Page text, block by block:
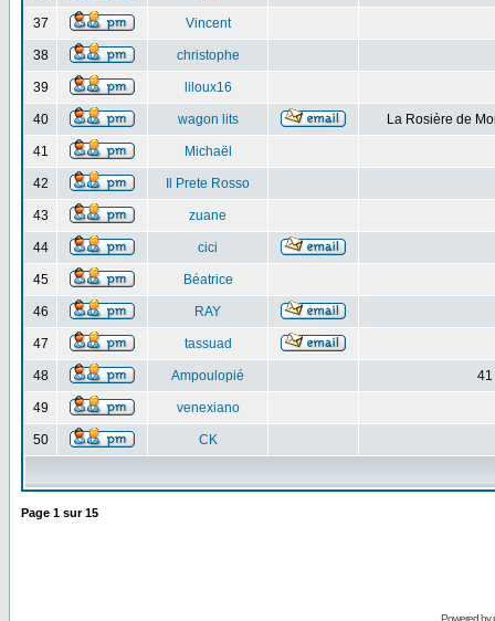
37 Vincent
38 christophe
39 liloux16
40 wagon lits La Rosière de
41 Michaël
42 Il Prete Rosso
43 zuane
44 cici
45 Béatrice
46 RAY
47 tassuad
48 Ampoulopié 41
49 venexiano
50 CK
Page 1 sur15
Powered by